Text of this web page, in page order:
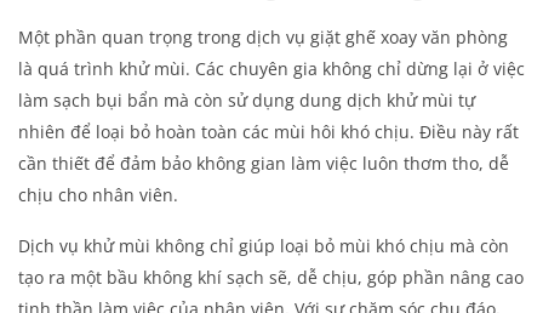
Một phần quan trọng trong dịch vụ giặt ghế xoay văn phòng
là quá trình khử mùi. Các chuyên gia không chỉ dừng lại ở việc
làm sạch bụi bẩn mà còn sử dụng dung dịch khử mùi tự
nhiên để loại bỏ hoàn toàn các mùi hôi khó chịu. Điều này rất
cần thiết để đảm bảo không gian làm việc luôn thơm tho, dễ
chịu cho nhân viên.
Dịch vụ khử mùi không chỉ giúp loại bỏ mùi khó chịu mà còn
tạo ra một bầu không khí sạch sẽ, dễ chịu, góp phần nâng cao